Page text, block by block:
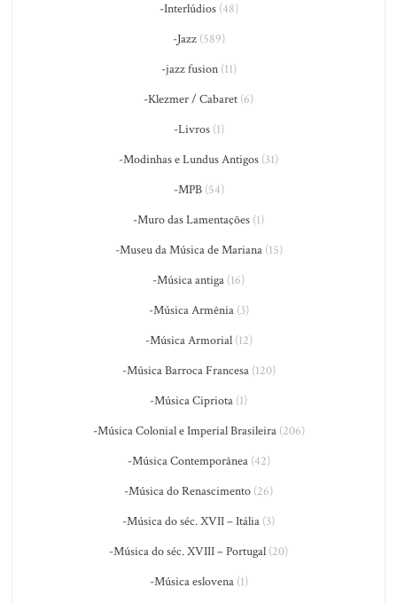
-Interlúdios(48)
-Jazz(589)
-jazz fusion(11)
-Klezmer / Cabaret (6)
-Livros(1)
-Modinhas e Lundus Antigos (31)
-MPB(54)
-Muro das Lamentações (1)
-Museu da Música de Mariana(15)
-Música antiga (16)
-Música Armênia(3)
-Música Armorial(12)
-Música Barroca Francesa(120)
-Música Cipriota (1)
-Música Colonial e Imperial Brasileira(206)
-Música Contemporânea(42)
-Música do Renascimento (26)
-Música do séc. XVII – Itália (3)
-Música do séc. XVIII – Portugal (20)
-Música eslovena(1)